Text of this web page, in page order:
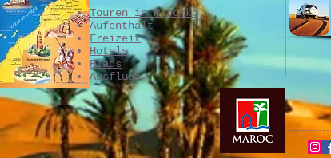
Touren in Marokko
Aufenthalt
Freizeit
Hotels
Riads
Ausflüge